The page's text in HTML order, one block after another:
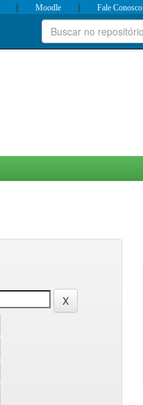
| Moodle | Fale Conosco